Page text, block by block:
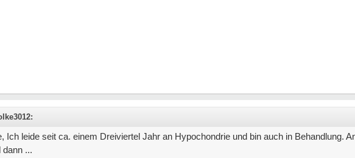
Ich leide seit ca. einem Dreiviertel Jahr an Hypochondrie und bin auch in Behandlung.
dann ...